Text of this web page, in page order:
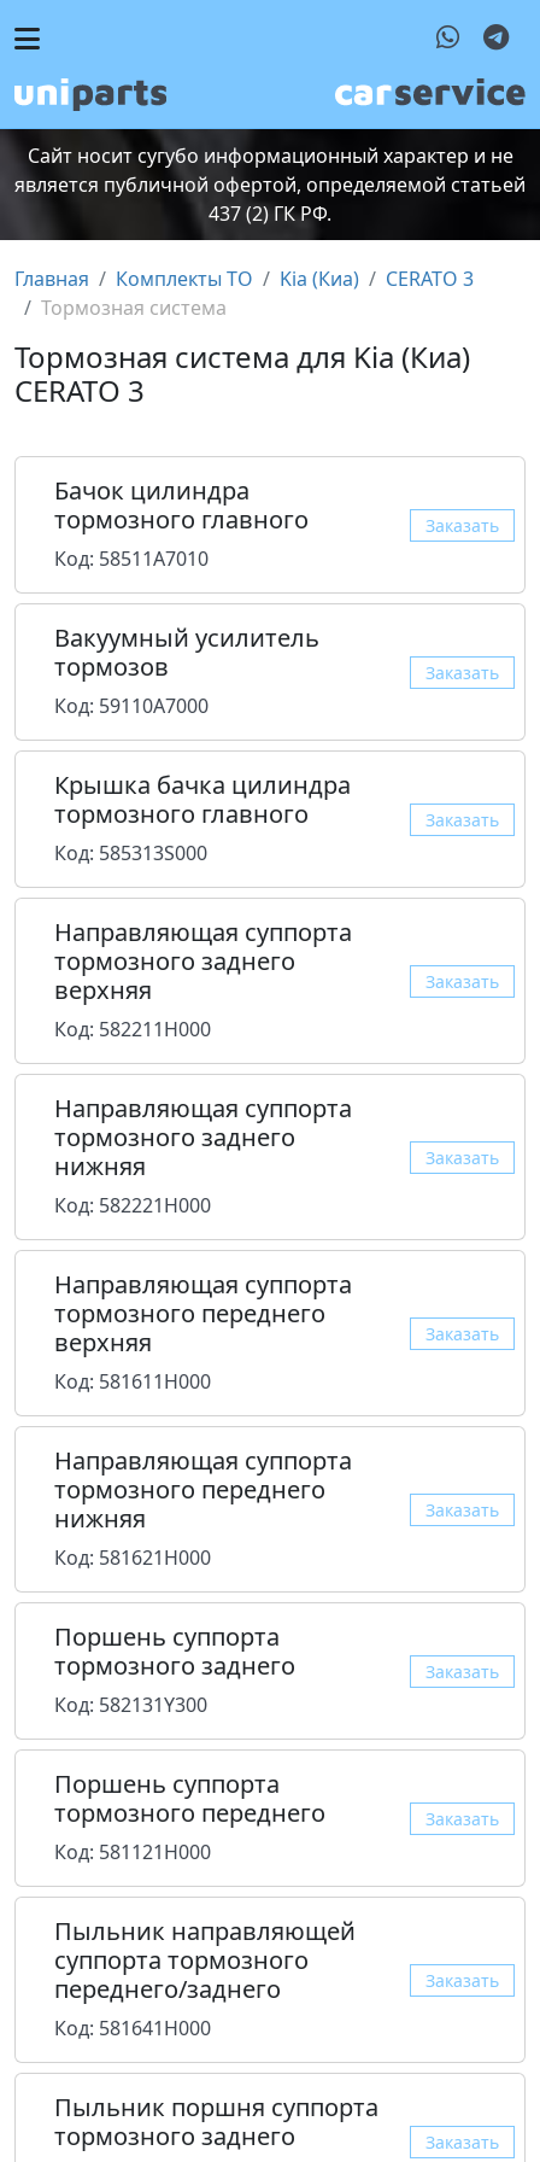
Сайт носит сугубо информационный характер и не
является публичной офертой, определяемой статьей
437 (2) ГК РФ.
Главная Комплекты ТО Kia (Киа)
CERATO 3
Тормозная система
Тормозная система для Kia (Киа)
CERATO 3
Бачок цилиндра
тормозного главного
Код: 58511A7010
Заказать
Вакуумный усилитель
тормозов
Код: 59110A7000
Заказать
Крышка бачка цилиндра
тормозного главного
Код: 585313S000
Заказать
Направляющая суппорта
тормозного заднего
верхняя
Код: 582211H000
Заказать
Направляющая суппорта
тормозного заднего
нижняя
Код: 582221H000
Заказать
Направляющая суппорта
тормозного переднего
верхняя
Код: 581611H000
Заказать
Направляющая суппорта
тормозного переднего
нижняя
Код: 581621H000
Заказать
Поршень суппорта
тормозного заднего
Код: 582131Y300
Заказать
Поршень суппорта
тормозного переднего
Код: 581121H000
Заказать
Пыльник направляющей
суппорта тормозного
переднего/заднего
Код: 581641H000
Заказать
Пыльник поршня суппорта
тормозного заднего
Заказать